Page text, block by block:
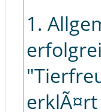
1.